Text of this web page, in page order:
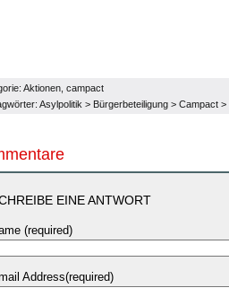
Aktionen campact
Asylpolitik > Bürgerbeteiligung > Campact >
EINE ANTWORT
(required)
Address(required)